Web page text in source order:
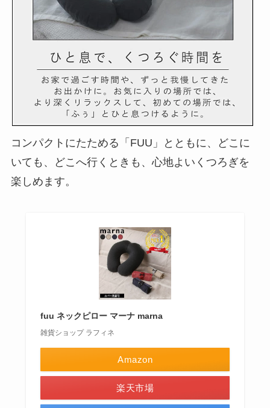
コンパクトにたためる「FUU」とともに、どこに
いても、どこへ行くときも、心地よいくつろぎを
楽しめます。
fuu ネックピロー マーナ marna
雑貨ショップ ラフィネ
Amazon
楽天市場